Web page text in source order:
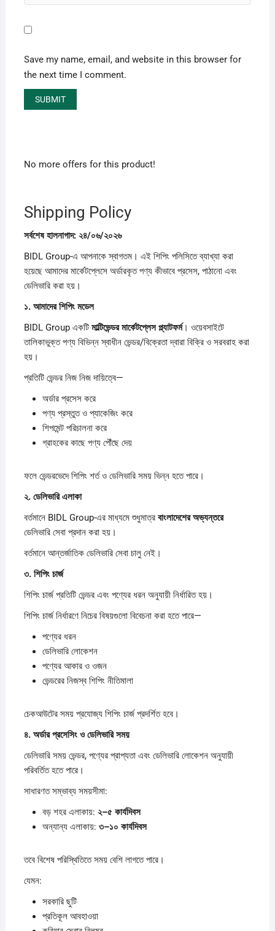
Save my name, email, and website in this browser for
the next time I comment.
No more offers for this product!
Shipping Policy
সর্বশেষহালনাগাদ: ২৪/০৬/২০২৬
BIDL Group-এ আপনাকে স্বাগতম। এই শিপিং পলিসিতে ব্যাখ্যা করা
হয়েছে আমাদের মার্কেটপ্লেসে অর্ডারকৃত পণ্য কীভাবে প্রসেস, পাঠানো এবং
ডেলিভারি করা হয়।
১. আমাদেরশিপিং মডেল
BIDL Group একটি মাল্টিভেন্ডরমার্কেটপ্লেসপ্ল্যাটফর্ম। ওয়েবসাইটে
তালিকাভুক্ত পণ্য বিভিন্ন স্বাধীন ভেন্ডর/বিক্রেতা দ্বারা বিক্রি ও সরবরাহ করা
হয়।
প্রতিটি ভেন্ডর নিজ নিজ দায়িত্বে—
অর্ডার প্রসেস করে
পণ্য প্রস্তুত ও প্যাকেজিং করে
শিপমেন্ট পরিচালনা করে
গ্রাহকের কাছে পণ্য পৌঁছে দেয়
ফলে ভেন্ডরভেদে শিপিং শর্ত ও ডেলিভারি সময় ভিন্ন হতে পারে।
২. ডেলিভারিএলাকা
বর্তমানে BIDL Group-এর মাধ্যমে শুধুমাত্র বাংলাদেশেরঅভ্যন্তরে
ডেলিভারি সেবা প্রদান করা হয়।
বর্তমানে আন্তর্জাতিক ডেলিভারি সেবা চালু নেই।
৩. শিপিং চার্জ
শিপিং চার্জ প্রতিটি ভেন্ডর এবং পণ্যের ধরন অনুযায়ী নির্ধারিত হয়।
শিপিং চার্জ নির্ধারণে নিচের বিষয়গুলো বিবেচনা করা হতে পারে—
পণ্যের ধরন
ডেলিভারি লোকেশন
পণ্যের আকার ও ওজন
ভেন্ডরের নিজস্ব শিপিং নীতিমালা
চেকআউটের সময় প্রযোজ্য শিপিং চার্জ প্রদর্শিত হবে।
৪. অর্ডারপ্রসেসিং ওডেলিভারিসময়
ডেলিভারি সময় ভেন্ডর, পণ্যের প্রাপ্যতা এবং ডেলিভারি লোকেশন অনুযায়ী
পরিবর্তিত হতে পারে।
সাধারণত সম্ভাব্য সময়সীমা:
বড় শহর এলাকায়: ২–৫ কার্যদিবস
অন্যান্য এলাকায়: ৩–১০ কার্যদিবস
তবে বিশেষ পরিস্থিতিতে সময় বেশি লাগতে পারে।
যেমন:
সরকারি ছুটি
প্রতিকূল আবহাওয়া